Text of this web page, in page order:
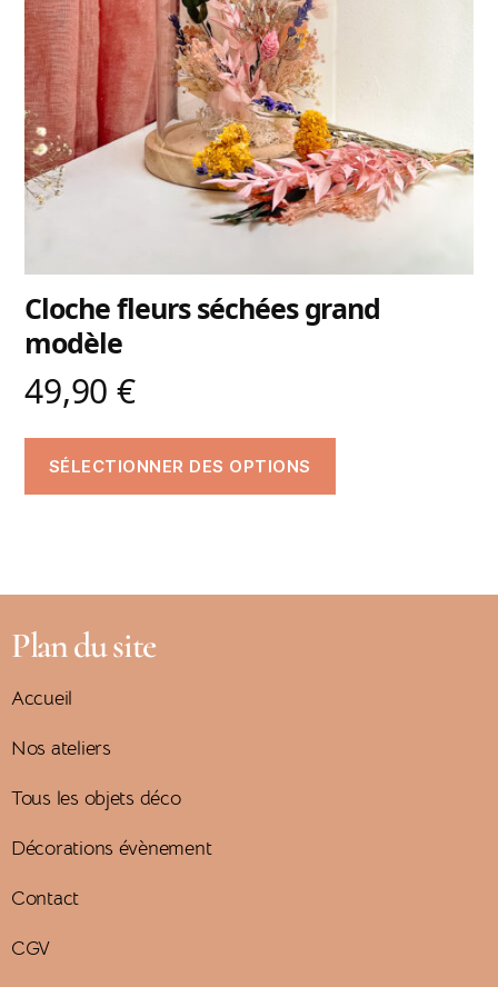
Cloche fleurs séchées grand
modèle
49,90 €
SÉLECTIONNER DES OPTIONS
Plan du site
Accueil
Nos ateliers
Tous les objets déco
Décorations évènement
Contact
CGV